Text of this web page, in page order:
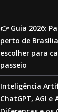
👉 Guia 2026:
perto de
escolher para
passeio
Inteligência
ChatGPT, AGI e